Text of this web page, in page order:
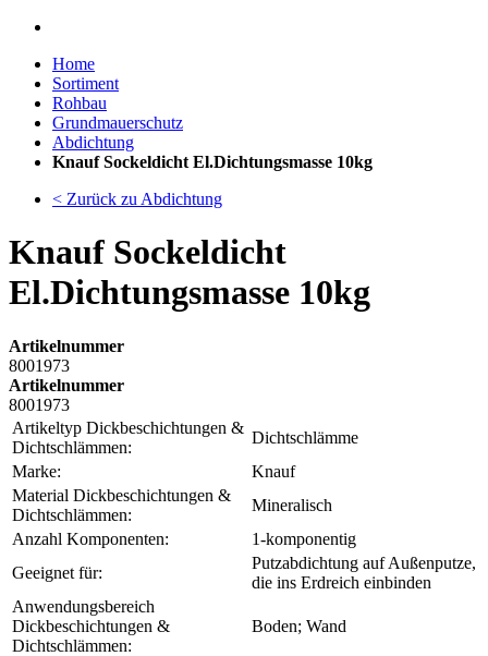
Home
Sortiment
Rohbau
Grundmauerschutz
Abdichtung
Knauf Sockeldicht El.Dichtungsmasse 10kg
< Zurück zu Abdichtung
Knauf Sockeldicht
El.Dichtungsmasse 10kg
Artikelnummer
8001973
Artikelnummer
8001973
Artikeltyp Dickbeschichtungen &
Dichtschlämmen:
Dichtschlämme
Marke:
Knauf
Material Dickbeschichtungen &
Dichtschlämmen:
Mineralisch
Anzahl Komponenten:
1-komponentig
Geeignet für:
Putzabdichtung auf Außenputze,
die ins Erdreich einbinden
Anwendungsbereich
Dickbeschichtungen &
Dichtschlämmen:
Boden; Wand